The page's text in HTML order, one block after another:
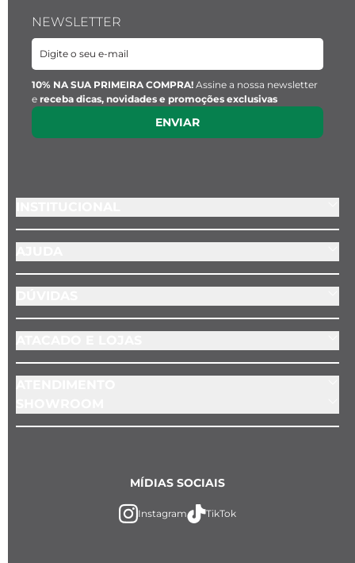
NEWSLETTER
10% NA SUA PRIMEIRA COMPRA! Assine a nossa newsletter
e receba dicas, novidades e promoções exclusivas
ENVIAR
MÍDIAS SOCIAIS
Instagram TikTok